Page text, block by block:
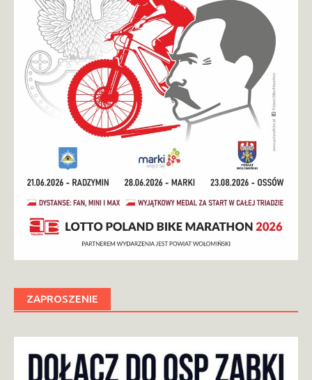
ZAPROSZENIE